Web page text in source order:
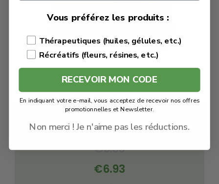
Pollen OG Kush CBD 24% – BonneWeed
Code Promo -30% :
LACREMEDUCBD
€9.90
€6.93
Vous préférez les produits :
Thérapeutiques (huiles, gélules, etc.)
Récréatifs (fleurs, résines, etc.)
RECEVOIR MON CODE
En indiquant votre e-mail, vous acceptez de recevoir nos offres
promotionnelles et Newsletter.
Non merci ! Je n'aime pas les réductions.